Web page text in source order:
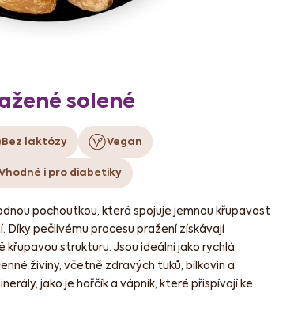
solené
Bez laktózy Vegan
i pro diabetiky
pochoutkou, která spojuje jemnou křupavost
Díky pečlivému procesu pražení získávají
strukturu. Jsou ideální jako rychlá
živiny, včetně zdravých tuků, bílkovin a
jako je hořčík a vápník, které přispívají ke